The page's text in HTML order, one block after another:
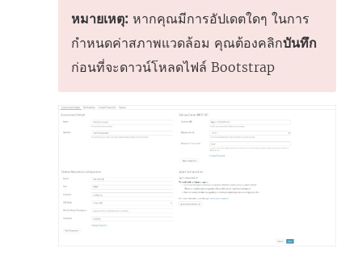
หมายเหตุ: หากคุณมีการอัปเดตใดๆ ในการ
กำหนดค่าสภาพแวดล้อม คุณต้องคลิกบันทึก
ก่อนที่จะดาวน์โหลดไฟล์ Bootstrap